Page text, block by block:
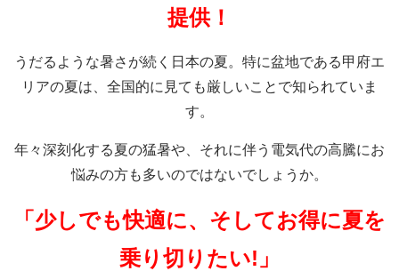
提供！
うだるような暑さが続く日本の夏。特に盆地である甲府エ
リアの夏は、全国的に見ても厳しいことで知られていま
す。
年々深刻化する夏の猛暑や、それに伴う電気代の高騰にお
悩みの方も多いのではないでしょうか。
「少しでも快適に、そしてお得に夏を
乗り切りたい!」